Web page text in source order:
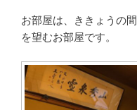
お部屋は、ききょうの
を望むお部屋です。